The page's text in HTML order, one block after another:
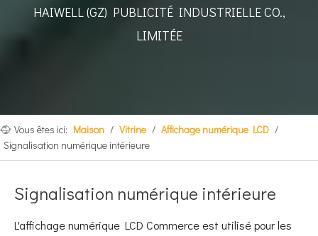
HAIWELL (GZ) PUBLICITÉ INDUSTRIELLE CO.,
LIMITÉE
Vous êtes ici: Maison / Vitrine / Affichage numérique LCD /
Signalisation numérique intérieure
Signalisation numérique intérieure
L'affichage numérique LCD Commerce est utilisé pour les